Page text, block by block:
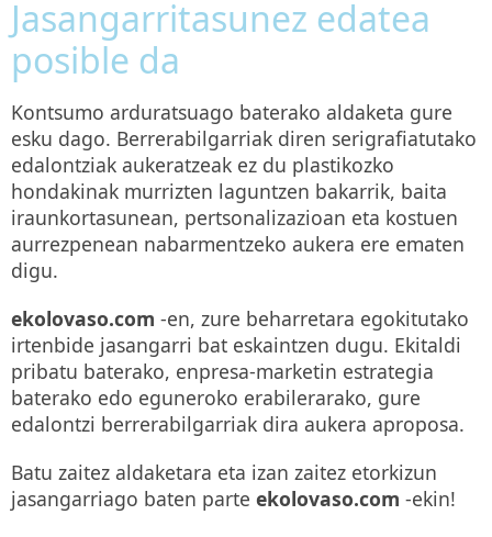
Jasangarritasunez edatea
posible da
Kontsumo arduratsuago baterako aldaketa gure
esku dago. Berrerabilgarriak diren serigrafiatutako
edalontziak aukeratzeak ez du plastikozko
hondakinak murrizten laguntzen bakarrik, baita
iraunkortasunean, pertsonalizazioan eta kostuen
aurrezpenean nabarmentzeko aukera ere ematen
digu.
ekolovaso.com -en, zure beharretara egokitutako
irtenbide jasangarri bat eskaintzen dugu. Ekitaldi
pribatu baterako, enpresa-marketin estrategia
baterako edo eguneroko erabilerarako, gure
edalontzi berrerabilgarriak dira aukera aproposa.
Batu zaitez aldaketara eta izan zaitez etorkizun
jasangarriago baten parte ekolovaso.com -ekin!